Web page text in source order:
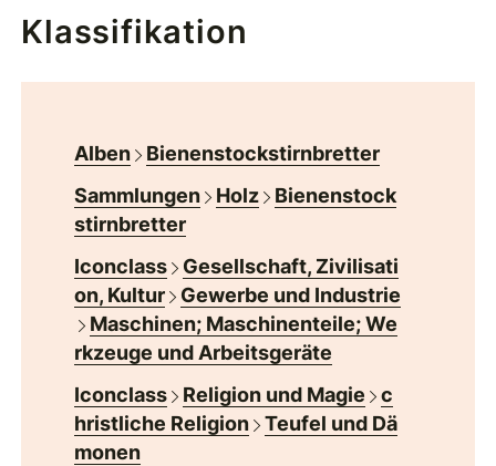
Klassifikation
Alben
Bienenstockstirnbretter
Sammlungen
Holz
Bienenstock
stirnbretter
Iconclass
Gesellschaft, Zivilisati
on, Kultur
Gewerbe und Industrie
Maschinen; Maschinenteile; We
rkzeuge und Arbeitsgeräte
Iconclass
Religion und Magie
c
hristliche Religion
Teufel und Dä
monen